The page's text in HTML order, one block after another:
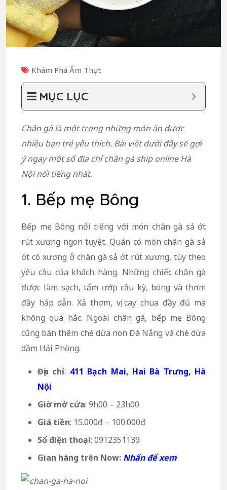
Khám Phá Ẩm Thực
MỤC LỤC
Chân gà là một trong những món ăn được
nhiều bạn trẻ yêu thích. Bài viết dưới đây sẽ gợi
ý ngay một số địa chỉ chân gà ship online Hà
Nội nổi tiếng nhất.
1. Bếp mẹ Bông
Bếp mẹ Bông nổi tiếng với món chân gà sả ớt
rút xương ngon tuyệt. Quán có món chân gà sả
ớt có xương ở chân gà sả ớt rút xương, tùy theo
yêu cầu của khách hàng. Những chiếc chân gà
được làm sạch, tẩm ướp cầu kỳ, bóng và thơm
đầy hấp dẫn. Xả thơm, vị cay chua đầy đủ mà
không quá hắc. Ngoài chân gà, bếp mẹ Bông
cũng bán thêm chè dừa non Đà Nẵng và chè dừa
dầm Hải Phòng.
Địa chỉ: 411 Bạch Mai, Hai Bà Trưng, Hà
Nội
Giờ mở cửa: 9h00 – 23h00
Giá tiền: 15.000đ – 100.000đ
Số điện thoại: 0912351139
Gian hàng trên Now: Nhấn để xem